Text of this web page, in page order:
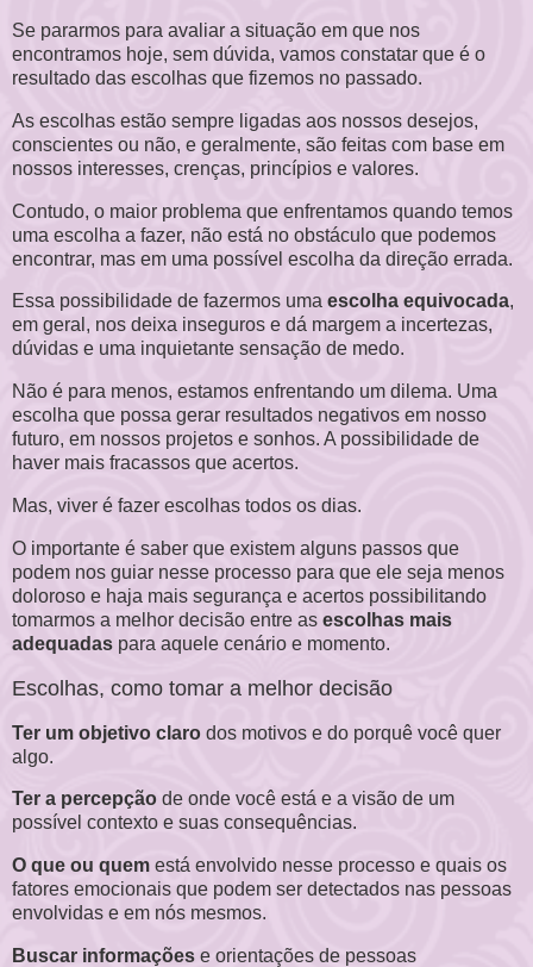
Se pararmos para avaliar a situação em que nos
encontramos hoje, sem dúvida, vamos constatar que é o
resultado das escolhas que fizemos no passado.
As escolhas estão sempre ligadas aos nossos desejos,
conscientes ou não, e geralmente, são feitas com base em
nossos interesses, crenças, princípios e valores.
Contudo, o maior problema que enfrentamos quando temos
uma escolha a fazer, não está no obstáculo que podemos
encontrar, mas em uma possível escolha da direção errada.
Essa possibilidade de fazermos uma escolha equivocada,
em geral, nos deixa inseguros e dá margem a incertezas,
dúvidas e uma inquietante sensação de medo.
Não é para menos, estamos enfrentando um dilema. Uma
escolha que possa gerar resultados negativos em nosso
futuro, em nossos projetos e sonhos. A possibilidade de
haver mais fracassos que acertos.
Mas, viver é fazer escolhas todos os dias.
O importante é saber que existem alguns passos que
podem nos guiar nesse processo para que ele seja menos
doloroso e haja mais segurança e acertos possibilitando
tomarmos a melhor decisão entre as escolhas mais
adequadas para aquele cenário e momento.
Escolhas, como tomar a melhor decisão
Ter um objetivo claro dos motivos e do porquê você quer
algo.
Ter a percepção de onde você está e a visão de um
possível contexto e suas consequências.
O que ou quem está envolvido nesse processo e quais os
fatores emocionais que podem ser detectados nas pessoas
envolvidas e em nós mesmos.
Buscar informações e orientações de pessoas